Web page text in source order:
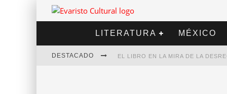
LITERATURA MÉXICO
DESTACADO EL LIBRO EN LA MIRA DE LA